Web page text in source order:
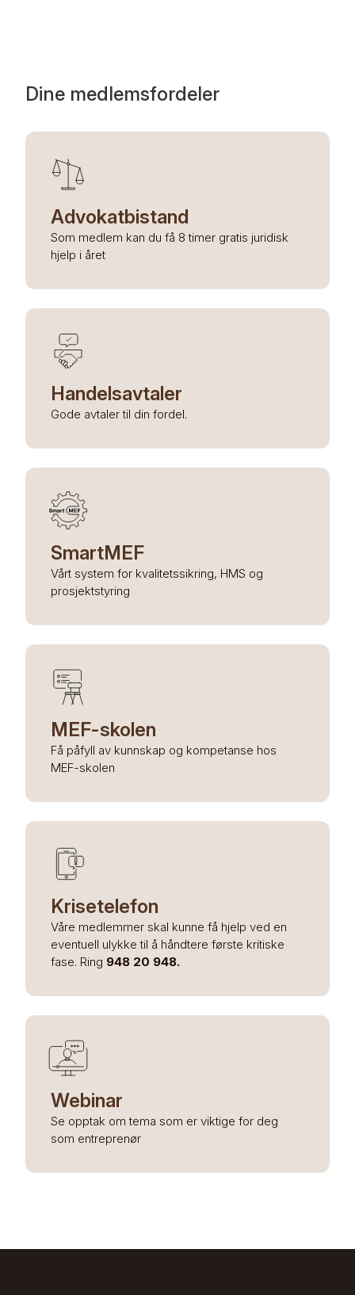
Dine medlemsfordeler
Advokatbistand
Som medlem kan du få 8 timer gratis juridisk
hjelp i året
Handelsavtaler
Gode avtaler til din fordel.
SmartMEF
Vårt system for kvalitetssikring, HMS og
prosjektstyring
MEF-skolen
Få påfyll av kunnskap og kompetanse hos
MEF-skolen
Krisetelefon
Våre medlemmer skal kunne få hjelp ved en
eventuell ulykke til å håndtere første kritiske
fase. Ring 948 20 948.
Webinar
Se opptak om tema som er viktige for deg
som entreprenør